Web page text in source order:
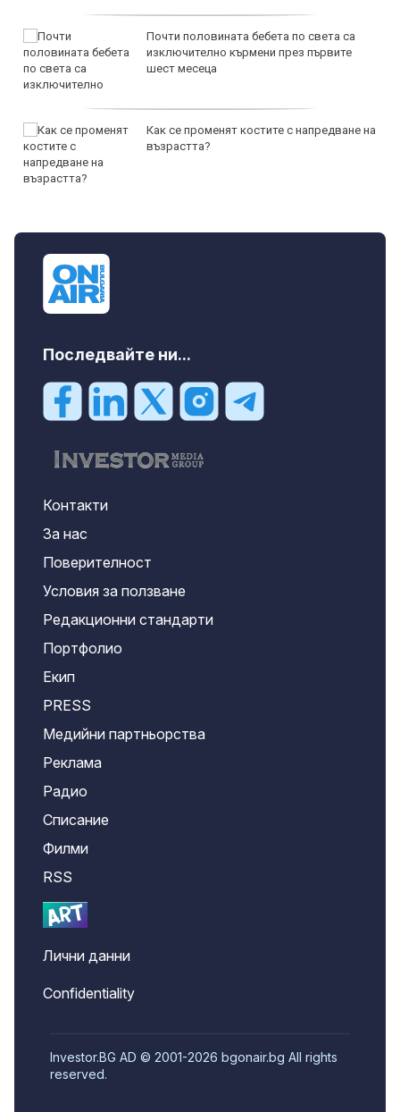
Почти половината бебета по света са
изключително кърмени през първите
шест месеца
Как се променят костите с напредване на
възрастта?
Последвайте ни...
Контакти
За нас
Поверителност
Условия за ползване
Редакционни стандарти
Портфолио
Екип
PRESS
Медийни партньорства
Реклама
Радио
Списание
Филми
RSS
Лични данни
Confidentiality
Investor.BG AD © 2001-2026 bgonair.bg All rights
reserved.